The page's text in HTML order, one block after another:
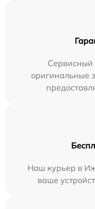
Сервисный
оригинальные
Наш курьер в
ваше